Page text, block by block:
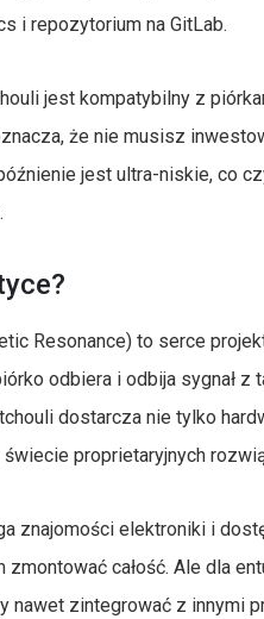
i repozytorium na GitLab.
jest kompatybilny z
że nie musisz
jest ultra-niskie, co
Resonance) to serce
odbiera i odbija sygnał z
dostarcza nie tylko
proprietaryjnych
znajomości elektroniki i
zmontować całość. Ale dla
nawet zintegrować z innymi